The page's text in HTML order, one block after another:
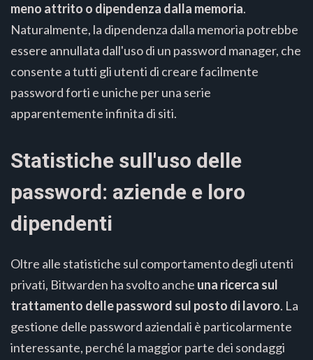
meno attrito o dipendenza dalla memoria.
Naturalmente, la dipendenza dalla memoria potrebbe
essere annullata dall'uso di un password manager, che
consente a tutti gli utenti di creare facilmente
password forti e uniche per una serie
apparentemente infinita di siti.
Statistiche sull'uso delle
password: aziende e loro
dipendenti
Oltre alle statistiche sul comportamento degli utenti
privati, Bitwarden ha svolto anche una ricerca sul
trattamento delle password sul posto di lavoro. La
gestione delle password aziendali è particolarmente
interessante, perché la maggior parte dei sondaggi